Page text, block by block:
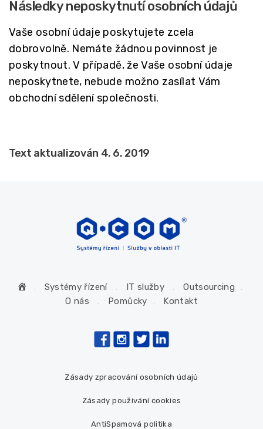
Následky neposkytnutí osobních údajů
Vaše osobní údaje poskytujete zcela
dobrovolně. Nemáte žádnou povinnost je
poskytnout. V případě, že Vaše osobní údaje
neposkytnete, nebude možno zasílat Vám
obchodní sdělení společnosti.
Text aktualizován 4. 6. 2019
Systémy řízení IT služby
Outsourcing
O nás
Pomůcky Kontakt
Zásady zpracování osobních údajů
Zásady používání cookies
AntiSpamová politika